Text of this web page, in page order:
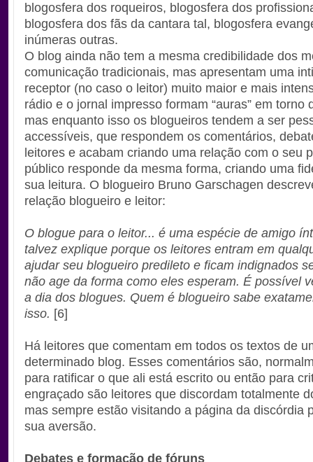
blogosfera dos roqueiros, blogosfera dos
blogosfera dos fãs da cantara tal, blogosfera
inúmeras outras.
O blog ainda não tem a mesma credibilidade dos
comunicação tradicionais, mas apresentam uma
receptor (no caso o leitor) muito maior e mais
rádio e o jornal impresso formam “auras” em torno
mas enquanto isso os blogueiros tendem a ser
accessíveis, que respondem os comentários,
leitores e acabam criando uma relação com o seu
público responde da mesma forma, criando uma
sua leitura. O blogueiro Bruno Garschagen
relação blogueiro e leitor:
O blogue para o leitor... é uma espécie de amigo
talvez explique porque os leitores entram em
ajudar seu blogueiro predileto e ficam indignados
não age da forma como eles esperam. É possível
a dia dos blogues. Quem é blogueiro sabe
isso. [6]
Há leitores que comentam em todos os textos de
determinado blog. Esses comentários são,
para ratificar o que ali está escrito ou então para
engraçado são leitores que discordam totalmente
mas sempre estão visitando a página da discórdia
sua aversão.
Debates e formação de fóruns